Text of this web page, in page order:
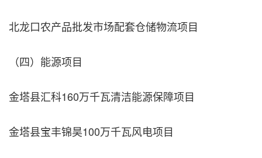
北龙口农产品批发市场配套仓储物流项目
（四）能源项目
金塔县汇科160万千瓦清洁能源保障项目
金塔县宝丰锦昊100万千瓦风电项目